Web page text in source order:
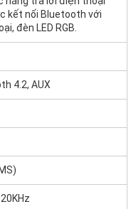
kết nối Bluetooth với
đèn LED RGB.
4.2, AUX